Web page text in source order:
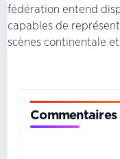
fédération entend
capables de
scènes continentale
Commentaires